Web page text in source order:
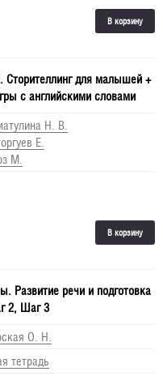
В корзину
Сторителлинг для малышей +
с английскими словами
Н. В.
Е.
М.
В корзину
Развитие речи и подготовка
2, Шаг 3
О. Н.
тетрадь